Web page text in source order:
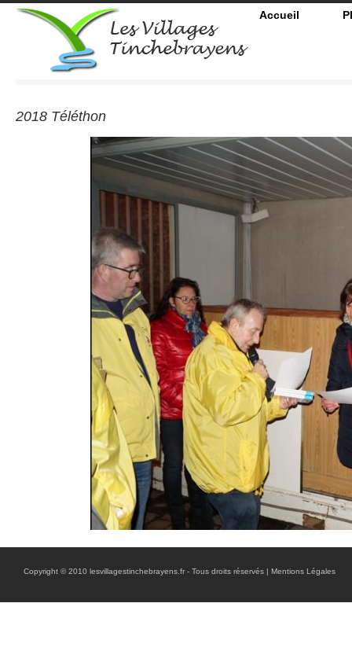
Accueil
2018 Téléthon
Copyright © 2010 lesvillagestinchebrayens.fr - Tous droits réservés | Mentions Légales